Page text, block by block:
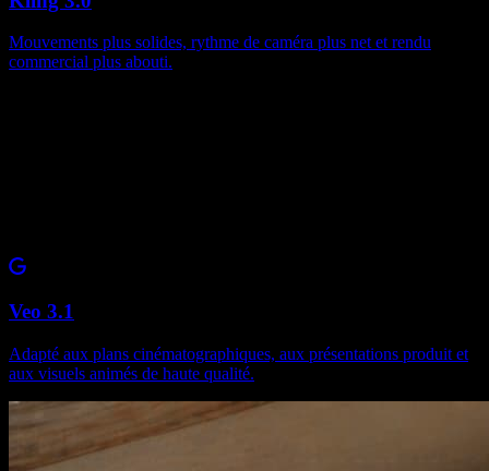
Mouvements plus solides, rythme de caméra plus net et rendu
commercial plus abouti.
Veo 3.1
Adapté aux plans cinématographiques, aux présentations produit et
aux visuels animés de haute qualité.